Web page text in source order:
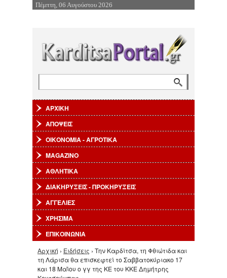
Επιστροφή στην Πλοήγηση
Πέμπτη, 06 Αυγούστου 2026
ΑΡΧΙΚΗ
ΑΠΟΨΕΙΣ
ΟΙΚΟΝΟΜΙΑ - ΑΓΡΟΤΙΚΑ
MAGAZINO
ΑΘΛΗΤΙΚΑ
ΔΙΑΚΗΡΥΞΕΙΣ - ΠΡΟΚΗΡΥΞΕΙΣ
ΑΓΓΕΛΙΕΣ
ΧΡΗΣΙΜΑ
ΕΠΙΚΟΙΝΩΝΙΑ
Είστε εδώ
Αρχική › Ειδήσεις › Την Καρδίτσα, τη Φθιώτιδα και
τη Λάρισα θα επισκεφτεί το Σαββατοκύριακο 17
και 18 Μαΐου ο γγ της ΚΕ του ΚΚΕ Δημήτρης